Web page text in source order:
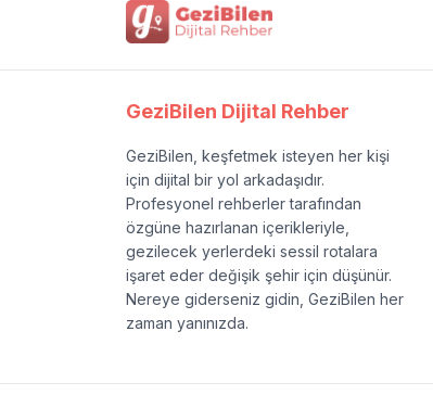
GeziBilen Dijital Rehber
GeziBilen, keşfetmek isteyen her kişi
için dijital bir yol arkadaşıdır.
Profesyonel rehberler tarafından
özgüne hazırlanan içerikleriyle,
gezilecek yerlerdeki sessil rotalara
işaret eder değişik şehir için düşünür.
Nereye giderseniz gidin, GeziBilen her
zaman yanınızda.